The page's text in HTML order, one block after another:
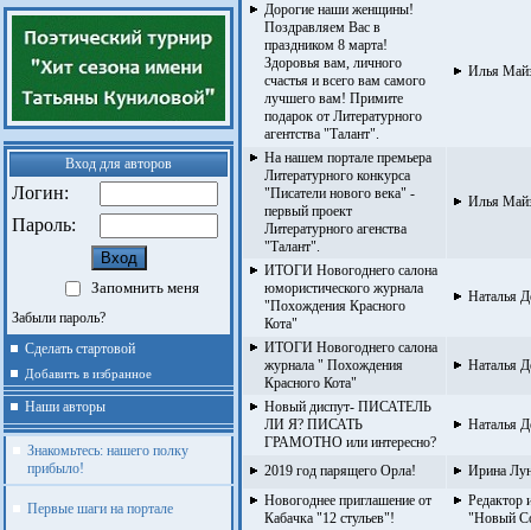
Вход для авторов
Логин:
Пароль:
Запомнить меня
Забыли пароль?
Сделать стартовой
Добавить в избранное
Наши авторы
Знакомьтесь: нашего полку
прибыло!
Первые шаги на портале
Дорогие наши женщины!
Поздравляем Вас в
праздником 8 марта!
Здоровья вам, личного
счастья и всего вам самого
лучшего вам! Примите
подарок от Литературного
агентства "Талант".
Илья
На нашем портале премьера
Литературного конкурса
"Писатели нового века" -
первый проект
Литературного агенства
"Талант".
Илья
ИТОГИ Новогоднего салона
юмористического журнала
"Похождения Красного
Кота"
Наталья
ИТОГИ Новогоднего салона
журнала " Похождения
Красного Кота"
Наталья
Новый диспут- ПИСАТЕЛЬ
ЛИ Я? ПИСАТЬ
ГРАМОТНО или интересно?
Наталья
2019 год парящего Орла!
Ирина
Новогоднее приглашение от
Кабачка "12 стульев"!
Редактор
"Новый